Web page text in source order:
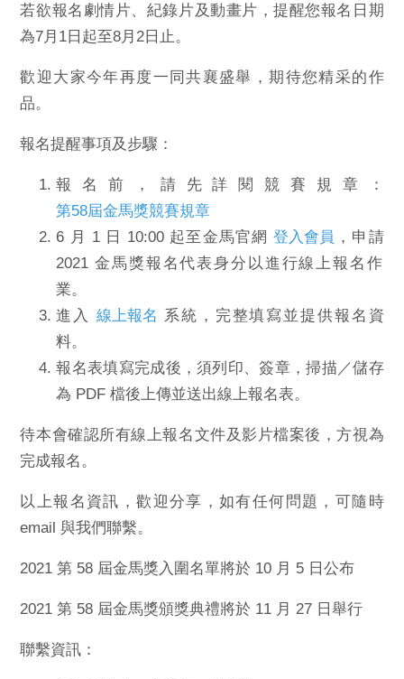
若欲報名劇情片、紀錄片及動畫片，提醒您報名日期
為7月1日起至8月2日止。
歡迎大家今年再度一同共襄盛舉，期待您精采的作
品。
報名提醒事項及步驟：
報名前，請先詳閱競賽規章：
第58屆金馬獎競賽規章
6 月 1 日 10:00 起至金馬官網登入會員 ，申請
2021 金馬獎報 名代表身分以進行線上報名作
業。
進入線上報名 系統，完整填寫並提供報名資
料。
報名表填寫完成後，須列印、簽章，掃描／儲存
為 PDF 檔後上傳並送出線上報名表。
待本會確認所有線上報名文件及影片檔案後，方視為
完成報名。
以上報名資訊，歡迎分享，如有任何問題，可隨時
email 與我們聯繫。
2021 第 58 屆金馬獎入圍名單將於 10 月 5 日公布
2021 第 58 屆金馬獎頒獎典禮將於 11 月 27 日舉行
聯繫資訊：